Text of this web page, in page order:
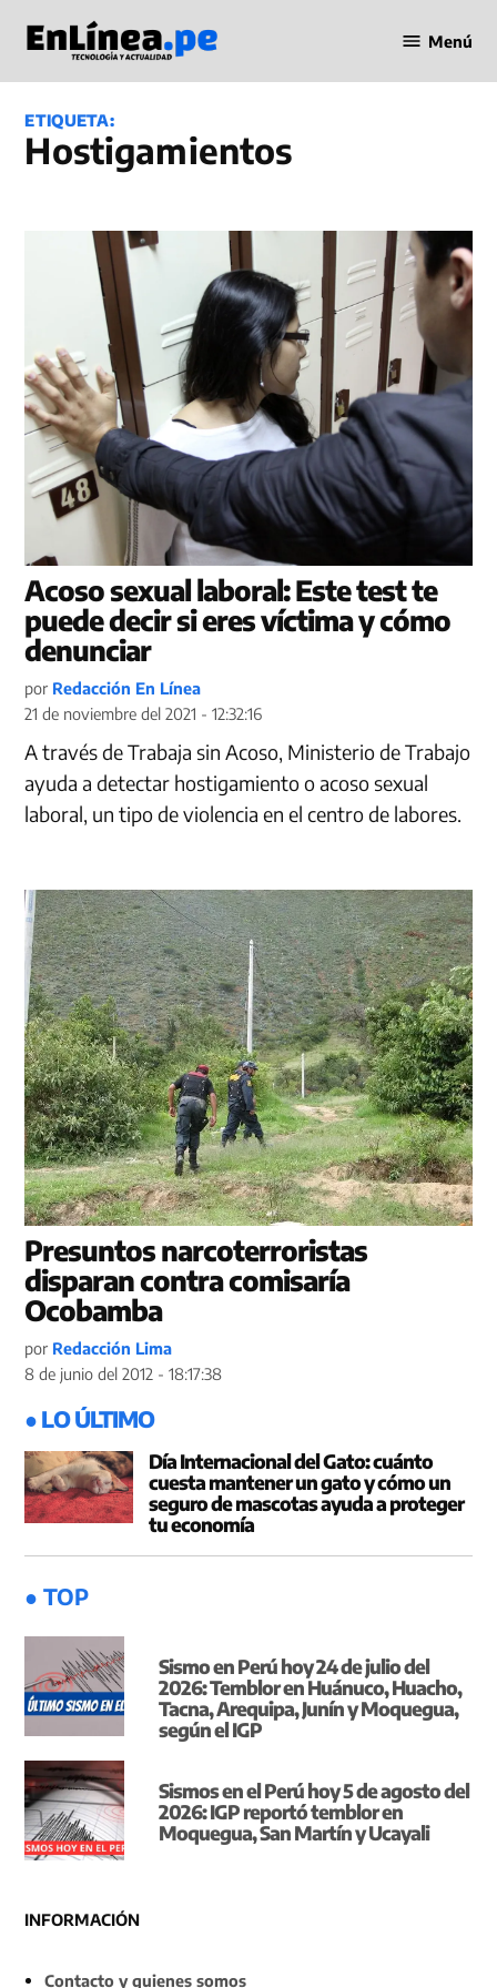
contenido
en Línea
Menú
ETIQUETA:
Hostigamientos
Acoso sexual laboral: Este test te
puede decir si eres víctima y cómo
denunciar
por Redacción En Línea
21 de noviembre del 2021 - 12:32:16
A través de Trabaja sin Acoso, Ministerio de Trabajo
ayuda a detectar hostigamiento o acoso sexual
laboral, un tipo de violencia en el centro de labores.
Presuntos narcoterroristas
disparan contra comisaría
Ocobamba
por Redacción Lima
8 de junio del 2012 - 18:17:38
● LO ÚLTIMO
Día Internacional del Gato: cuánto
cuesta mantener un gato y cómo un
seguro de mascotas ayuda a proteger
tu economía
● TOP
Sismo en Perú hoy 24 de julio del
2026: Temblor en Huánuco, Huacho,
Tacna, Arequipa, Junín y Moquegua,
según el IGP
Sismos en el Perú hoy 5 de agosto del
2026: IGP reportó temblor en
Moquegua, San Martín y Ucayali
INFORMACIÓN
Contacto y quienes somos